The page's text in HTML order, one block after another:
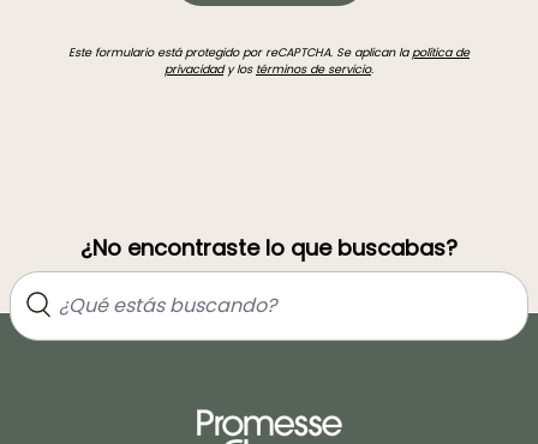
Este formulario está protegido por reCAPTCHA. Se aplican la política de
privacidady los términos de servicio.
¿No encontraste lo que buscabas?